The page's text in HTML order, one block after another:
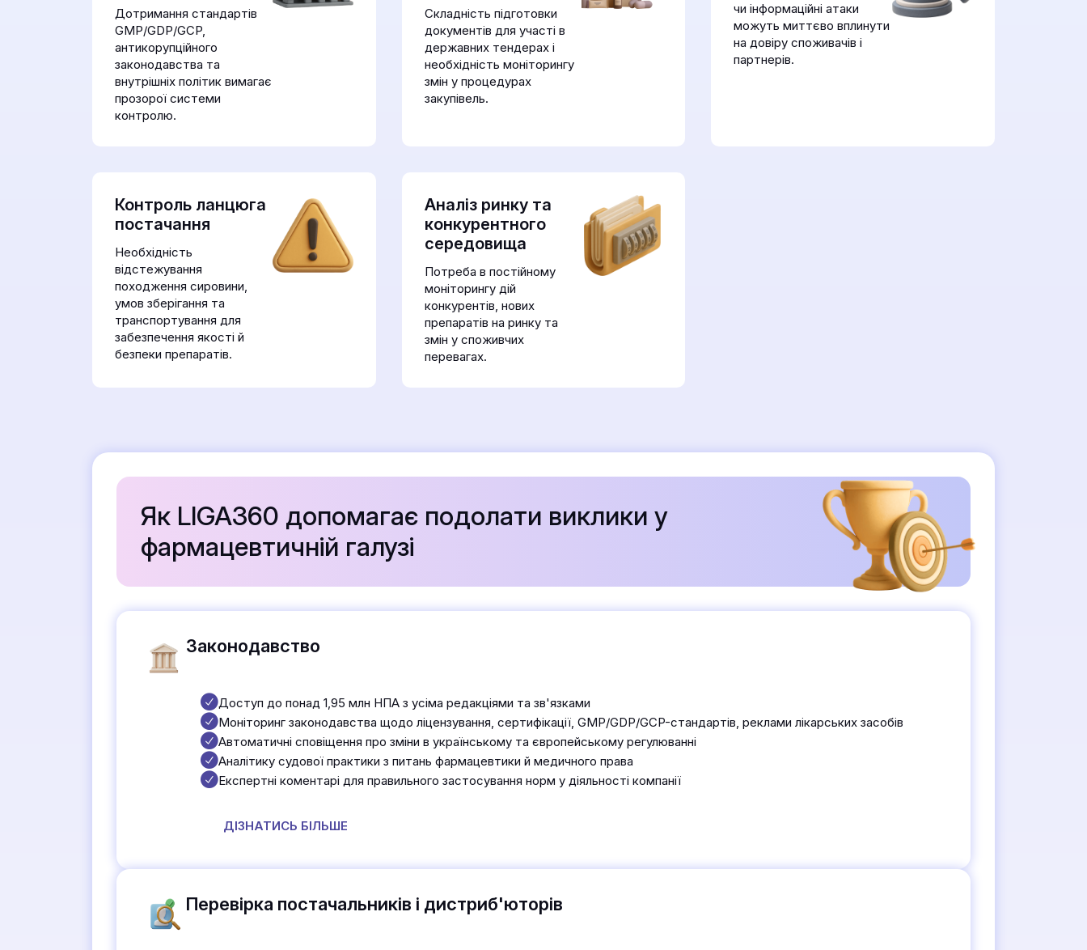
Дотримання стандартів
GMP/GDP/GCP,
антикорупційного
законодавства та
внутрішніх політик вимагає
прозорої системи
контролю.
Складність підготовки
документів для участі в
державних тендерах і
необхідність моніторингу
змін у процедурах
закупівель.
чи інформаційні атаки
можуть миттєво вплинути
на довіру споживачів і
партнерів.
Контроль ланцюга
постачання
Необхідність
відстежування
походження сировини,
умов зберігання та
транспортування для
забезпечення якості й
безпеки препаратів.
Аналіз ринку та
конкурентного
середовища
Потреба в постійному
моніторингу дій
конкурентів, нових
препаратів на ринку та
змін у споживчих
перевагах.
Як LIGA360 допомагає подолати виклики у
фармацевтичній галузі
Законодавство
Доступ до понад 1,95 млн НПА з усіма редакціями та зв'язками
Моніторинг законодавства щодо ліцензування, сертифікації, GMP/GDP/GCP-стандартів, реклами лікарських засобів
Автоматичні сповіщення про зміни в українському та європейському регулюванні
Аналітику судової практики з питань фармацевтики й медичного права
Експертні коментарі для правильного застосування норм у діяльності компанії
ДІЗНАТИСЬ БІЛЬШЕ
Перевірка постачальників і дистриб'юторів